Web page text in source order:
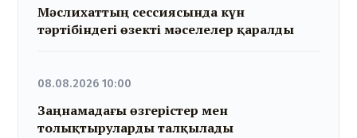
Мәслихаттың сессиясында күн
тәртібіндегі өзекті мәселелер қаралды
08.08.2026 10:00
Заңнамадағы өзгерістер мен
толықтыруларды талқылады